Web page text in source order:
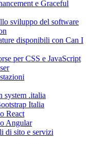
e Graceful
sviluppo del software
disponibili con Can I
per CSS e JavaScript
system .italia
Italia
React
Angular
di sito e servizi